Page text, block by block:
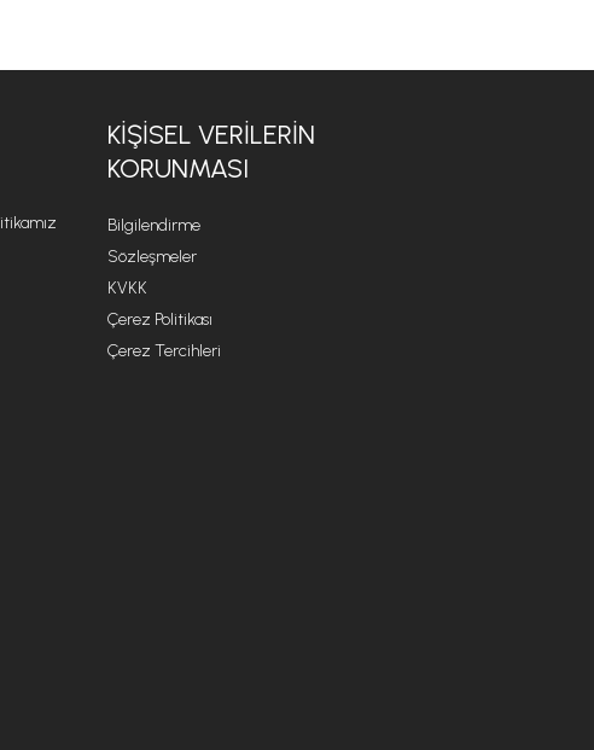
KİŞİSEL VERİLERİN
KORUNMASI
Bilgilendirme
Sözleşmeler
KVKK
Çerez Politikası
Çerez Tercihleri